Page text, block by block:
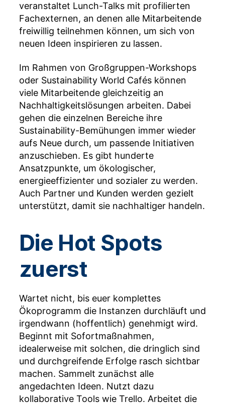
veranstaltet Lunch-Talks mit profilierten
Fachexternen, an denen alle Mitarbeitende
freiwillig teilnehmen können, um sich von
neuen Ideen inspirieren zu lassen.
Im Rahmen von Großgruppen-Workshops
oder Sustainability World Cafés können
viele Mitarbeitende gleichzeitig an
Nachhaltigkeitslösungen arbeiten. Dabei
gehen die einzelnen Bereiche ihre
Sustainability-Bemühungen immer wieder
aufs Neue durch, um passende Initiativen
anzuschieben. Es gibt hunderte
Ansatzpunkte, um ökologischer,
energieeffizienter und sozialer zu werden.
Auch Partner und Kunden werden gezielt
unterstützt, damit sie nachhaltiger handeln.
Die Hot Spots
zuerst
Wartet nicht, bis euer komplettes
Ökoprogramm die Instanzen durchläuft und
irgendwann (hoffentlich) genehmigt wird.
Beginnt mit Sofortmaßnahmen,
idealerweise mit solchen, die dringlich sind
und durchgreifende Erfolge rasch sichtbar
machen. Sammelt zunächst alle
angedachten Ideen. Nutzt dazu
kollaborative Tools wie Trello. Arbeitet die